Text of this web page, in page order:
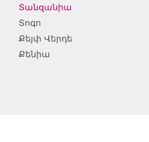
Տանզանիա
Տոգո
Քեյփ Վերդե
Քենիա